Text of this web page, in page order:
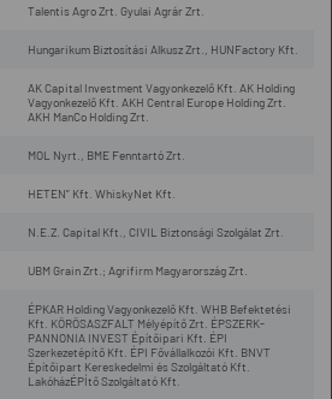
Talentis Agro Zrt. Gyulai Agrár Zrt.
Hungarikum Biztosítási Alkusz Zrt., HUNFactory Kft.
AK Capital Investment Vagyonkezelő Kft. AK Holding
Vagyonkezelő Kft. AKH Central Europe Holding Zrt.
AKH ManCo Holding Zrt.
MOL Nyrt., BME Fenntartó Zrt.
HETEN” Kft. WhiskyNet Kft.
N.E.Z. Capital Kft., CIVIL Biztonsági Szolgálat Zrt.
UBM Grain Zrt.; Agrifirm Magyarország Zrt.
ÉPKAR Holding Vagyonkezelő Kft. WHB Befektetési
Kft. KÖRÖSASZFALT Mélyépítő Zrt. ÉPSZERK-
PANNONIA INVEST Építőipari Kft. ÉPI
Szerkezetépítő Kft. ÉPI Fővállalkozói Kft. BNVT
Építőipart Kereskedelmi és Szolgáltató Kft.
LakóházÉPÍtő Szolgáltató Kft.